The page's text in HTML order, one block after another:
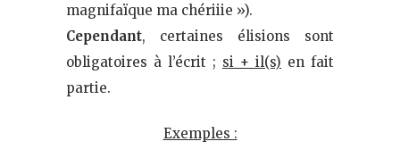
magnifaïque ma chériiie »).
Cependant, certaines élisions sont
obligatoires à l’écrit ; si + il(s) en fait
partie.
Exemples :